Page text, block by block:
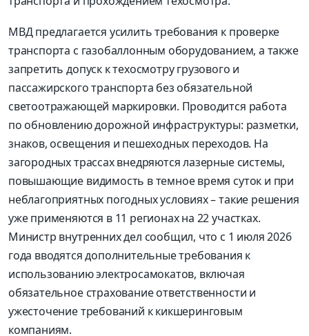
МВД предлагается усилить требования к проверке
транспорта с газобаллонным оборудованием, а также
запретить допуск к техосмотру грузового и
пассажирского транспорта без обязательной
светоотражающей маркировки. Проводится работа
по обновлению дорожной инфраструктуры: разметки,
знаков, освещения и пешеходных переходов. На
загородных трассах внедряются лазерные системы,
повышающие видимость в темное время суток и при
неблагоприятных погодных условиях – такие решения
уже применяются в 11 регионах на 22 участках.
Министр внутренних дел сообщил, что с 1 июля 2026
года вводятся дополнительные требования к
использованию электросамокатов, включая
обязательное страхование ответственности и
ужесточение требований к кикшеринговым
компаниям.